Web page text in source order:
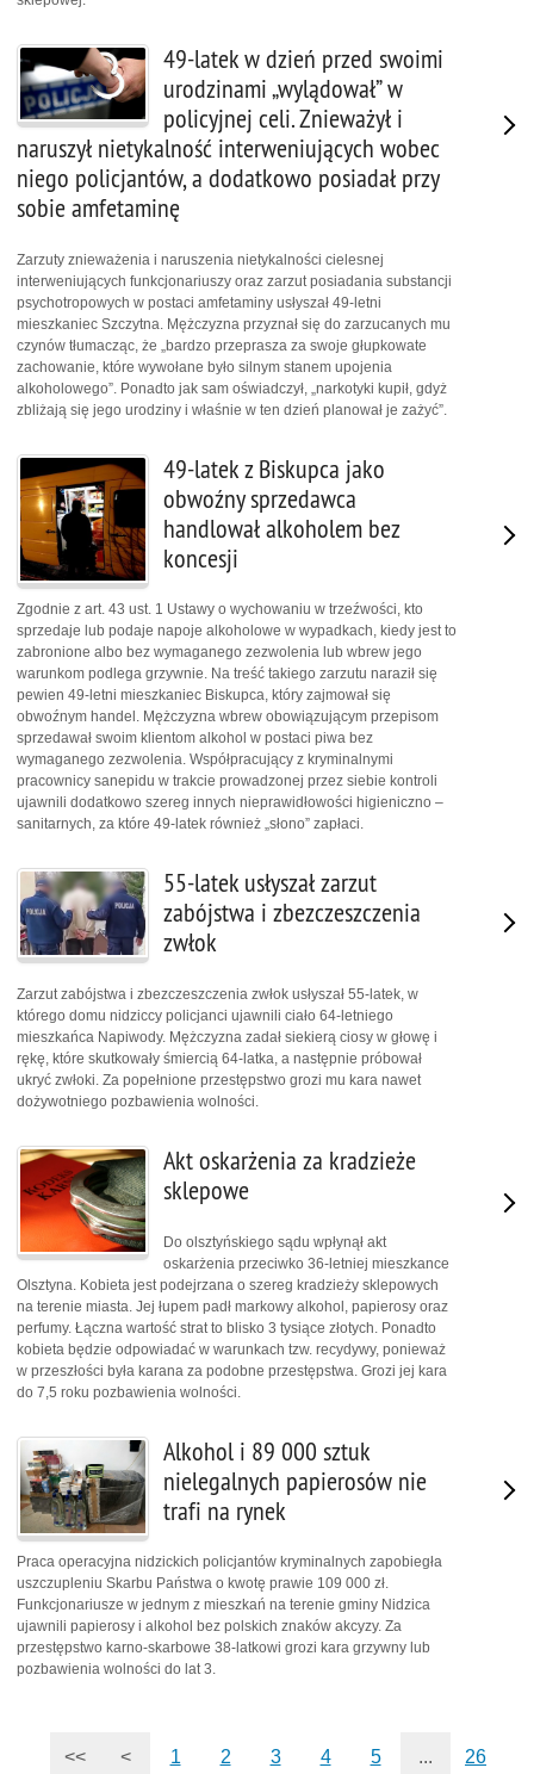
49-latek w dzień przed swoimi
urodzinami „wylądował” w
policyjnej celi. Znieważył i
naruszył nietykalność interweniujących wobec
niego policjantów, a dodatkowo posiadał przy
sobie amfetaminę
Zarzuty znieważenia i naruszenia nietykalności cielesnej
interweniujących funkcjonariuszy oraz zarzut posiadania substancji
psychotropowych w postaci amfetaminy usłyszał 49-letni
mieszkaniec Szczytna. Mężczyzna przyznał się do zarzucanych mu
czynów tłumacząc, że „bardzo przeprasza za swoje głupkowate
zachowanie, które wywołane było silnym stanem upojenia
alkoholowego”. Ponadto jak sam oświadczył, „narkotyki kupił, gdyż
zbliżają się jego urodziny i właśnie w ten dzień planował je zażyć”.
49-latek z Biskupca jako
obwoźny sprzedawca
handlował alkoholem bez
koncesji
Zgodnie z art. 43 ust. 1 Ustawy o wychowaniu w trzeźwości, kto
sprzedaje lub podaje napoje alkoholowe w wypadkach, kiedy jest to
zabronione albo bez wymaganego zezwolenia lub wbrew jego
warunkom podlega grzywnie. Na treść takiego zarzutu naraził się
pewien 49-letni mieszkaniec Biskupca, który zajmował się
obwoźnym handel. Mężczyzna wbrew obowiązującym przepisom
sprzedawał swoim klientom alkohol w postaci piwa bez
wymaganego zezwolenia. Współpracujący z kryminalnymi
pracownicy sanepidu w trakcie prowadzonej przez siebie kontroli
ujawnili dodatkowo szereg innych nieprawidłowości higieniczno –
sanitarnych, za które 49-latek również „słono” zapłaci.
55-latek usłyszał zarzut
zabójstwa i zbezczeszczenia
zwłok
Zarzut zabójstwa i zbezczeszczenia zwłok usłyszał 55-latek, w
którego domu nidziccy policjanci ujawnili ciało 64-letniego
mieszkańca Napiwody. Mężczyzna zadał siekierą ciosy w głowę i
rękę, które skutkowały śmiercią 64-latka, a następnie próbował
ukryć zwłoki. Za popełnione przestępstwo grozi mu kara nawet
dożywotniego pozbawienia wolności.
Akt oskarżenia za kradzieże
sklepowe
Do olsztyńskiego sądu wpłynął akt
oskarżenia przeciwko 36-letniej mieszkance
Olsztyna. Kobieta jest podejrzana o szereg kradzieży sklepowych
na terenie miasta. Jej łupem padł markowy alkohol, papierosy oraz
perfumy. Łączna wartość strat to blisko 3 tysiące złotych. Ponadto
kobieta będzie odpowiadać w warunkach tzw. recydywy, ponieważ
w przeszłości była karana za podobne przestępstwa. Grozi jej kara
do 7,5 roku pozbawienia wolności.
Alkohol i 89 000 sztuk
nielegalnych papierosów nie
trafi na rynek
Praca operacyjna nidzickich policjantów kryminalnych zapobiegła
uszczupleniu Skarbu Państwa o kwotę prawie 109 000 zł.
Funkcjonariusze w jednym z mieszkań na terenie gminy Nidzica
ujawnili papierosy i alkohol bez polskich znaków akcyzy. Za
przestępstwo karno-skarbowe 38-latkowi grozi kara grzywny lub
pozbawienia wolności do lat 3.
<< < 1 2 3 4 5 ... 26